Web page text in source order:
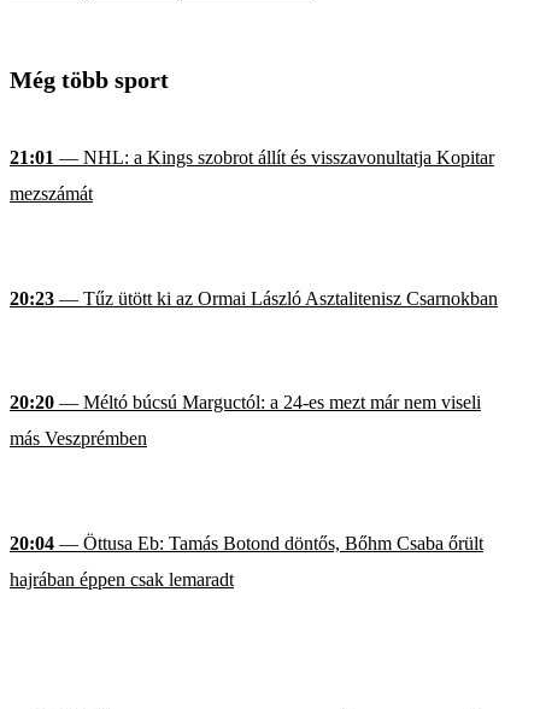
Még több sport
21:01 — NHL: a Kings szobrot állít és visszavonultatja Kopitar
mezszámát
20:23 — Tűz ütött ki az Ormai László Asztalitenisz Csarnokban
20:20 — Méltó búcsú Marguctól: a 24-es mezt már nem viseli
más Veszprémben
20:04 — Öttusa Eb: Tamás Botond döntős, Bőhm Csaba őrült
hajrában éppen csak lemaradt